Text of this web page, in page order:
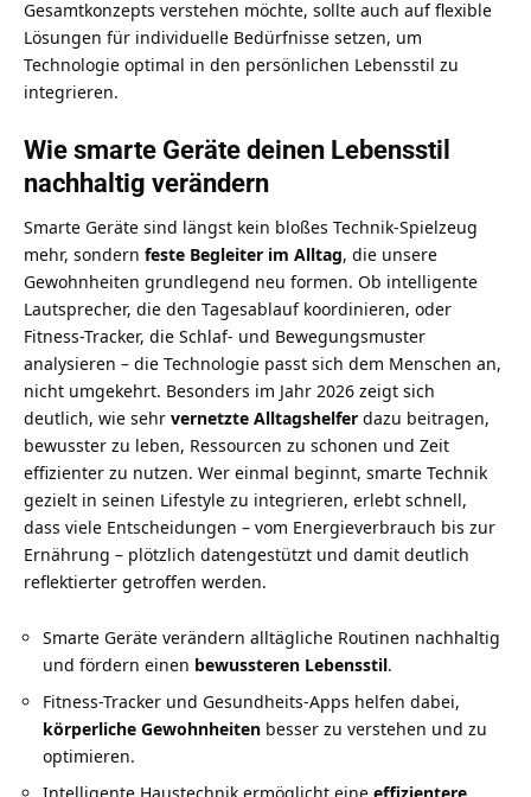
Gesamtkonzepts verstehen möchte, sollte auch aufflexible
Lösungen für individuelle Bedürfnisse setzen, um
Technologie optimal in den persönlichen Lebensstil zu
integrieren.
Wie smarte Geräte deinen Lebensstil
nachhaltig verändern
Smarte Geräte sind längst kein bloßes Technik-Spielzeug
mehr, sondern feste Begleiter im Alltag, die unsere
Gewohnheiten grundlegend neu formen. Ob intelligente
Lautsprecher, die den Tagesablauf koordinieren, oder
Fitness-Tracker, die Schlaf- und Bewegungsmuster
analysieren – die Technologie passt sich dem Menschen an,
nicht umgekehrt. Besonders im Jahr 2026 zeigt sich
deutlich, wie sehr vernetzte Alltagshelfer dazu beitragen,
bewusster zu leben, Ressourcen zu schonen und Zeit
effizienter zu nutzen. Wer einmal beginnt, smarte Technik
gezielt in seinen Lifestyle zu integrieren, erlebt schnell,
dass viele Entscheidungen – vom Energieverbrauch bis zur
Ernährung – plötzlich datengestützt und damit deutlich
reflektierter getroffen werden.
Smarte Geräte verändern alltägliche Routinen nachhaltig
und fördern einen bewussteren Lebensstil.
Fitness-Tracker und Gesundheits-Apps helfen dabei,
körperliche Gewohnheiten besser zu verstehen und zu
optimieren.